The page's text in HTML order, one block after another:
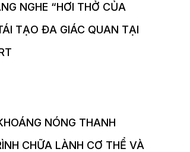
NGHE “HƠI THỞ CỦA
TẠO ĐA GIÁC QUAN TẠI
NÓNG THANH
CHỮA LÀNH CƠ THỂ VÀ